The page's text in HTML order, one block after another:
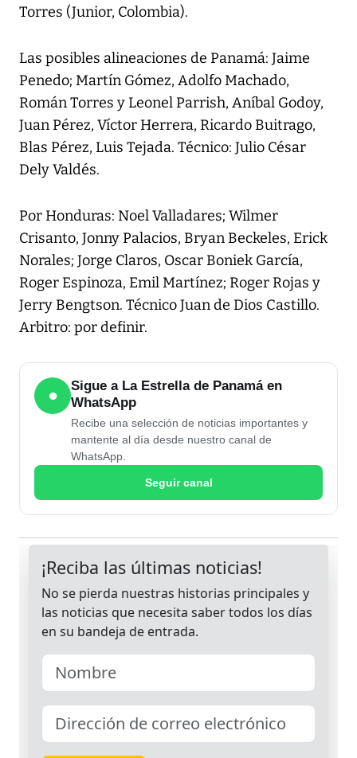
Torres (Junior, Colombia).
Las posibles alineaciones de Panamá: Jaime
Penedo; Martín Gómez, Adolfo Machado,
Román Torres y Leonel Parrish, Aníbal Godoy,
Juan Pérez, Víctor Herrera, Ricardo Buitrago,
Blas Pérez, Luis Tejada. Técnico: Julio César
Dely Valdés.
Por Honduras: Noel Valladares; Wilmer
Crisanto, Jonny Palacios, Bryan Beckeles, Erick
Norales; Jorge Claros, Oscar Boniek García,
Roger Espinoza, Emil Martínez; Roger Rojas y
Jerry Bengtson. Técnico Juan de Dios Castillo.
Arbitro: por definir.
●
Sigue a La Estrella de Panamá en
WhatsApp
Recibe una selección de noticias importantes y
mantente al día desde nuestro canal de
WhatsApp.
Seguir canal